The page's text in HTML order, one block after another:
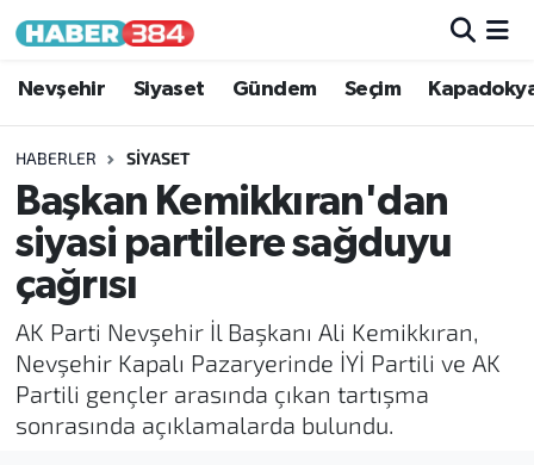
Nevşehir Siyaset Gündem Seçim
HABERLER SIYASET
Başkan Kemikkıran'dan
siyasi partilere sağduyu
çağrısı
AK Parti Nevşehir İl Başkanı Ali Kemikkıran,
Nevşehir Kapalı Pazaryerinde İYİ Partili ve AK
Partili gençler arasında çıkan tartışma
sonrasında açıklamalarda bulundu.
Nöbetçi Eczaneler
Hava Durumu
Trafik Durumu
Süper Lig Puan Durumu ve Fikstür
Tüm Manşetler
Son Dakika Haberleri